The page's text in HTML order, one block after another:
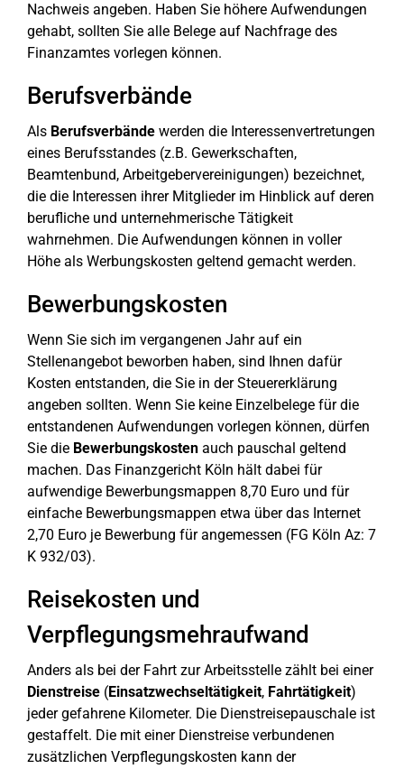
Nachweis angeben. Haben Sie höhere Aufwendungen
gehabt, sollten Sie alle Belege auf Nachfrage des
Finanzamtes vorlegen können.
Berufsverbände
Als Berufsverbände werden die Interessenvertretungen
eines Berufsstandes (z.B. Gewerkschaften,
Beamtenbund, Arbeitgebervereinigungen) bezeichnet,
die die Interessen ihrer Mitglieder im Hinblick auf deren
berufliche und unternehmerische Tätigkeit
wahrnehmen. Die Aufwendungen können in voller
Höhe als Werbungskosten geltend gemacht werden.
Bewerbungskosten
Wenn Sie sich im vergangenen Jahr auf ein
Stellenangebot beworben haben, sind Ihnen dafür
Kosten entstanden, die Sie in der Steuererklärung
angeben sollten. Wenn Sie keine Einzelbelege für die
entstandenen Aufwendungen vorlegen können, dürfen
Sie die Bewerbungskosten auch pauschal geltend
machen. Das Finanzgericht Köln hält dabei für
aufwendige Bewerbungsmappen 8,70 Euro und für
einfache Bewerbungsmappen etwa über das Internet
2,70 Euro je Bewerbung für angemessen (FG Köln Az: 7
K 932/03).
Reisekosten und
Verpflegungsmehraufwand
Anders als bei der Fahrt zur Arbeitsstelle zählt bei einer
Dienstreise (Einsatzwechseltätigkeit, Fahrtätigkeit)
jeder gefahrene Kilometer. Die Dienstreisepauschale ist
gestaffelt. Die mit einer Dienstreise verbundenen
zusätzlichen Verpflegungskosten kann der